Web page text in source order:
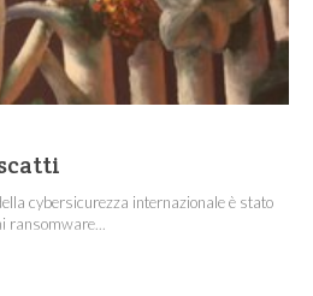
cybersicurezza internazionale è stato
ransomware...